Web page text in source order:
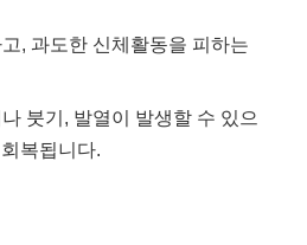
, 과도한 신체활동을 피하는
붓기, 발열이 발생할 수 있으
복됩니다.